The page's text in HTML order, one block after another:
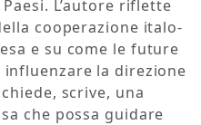
L’autore riflette
cooperazione italo-
e su come le future
la direzione
scrive, una
che possa guidare